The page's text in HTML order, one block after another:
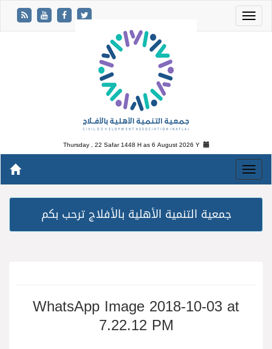
Thursday , 22 Safar 1448 H as6 August 2026 Y
جمعية التنمية الأهلية بالأفلاج ترحب بكم
WhatsApp Image 2018-10-03 at
7.22.12 PM